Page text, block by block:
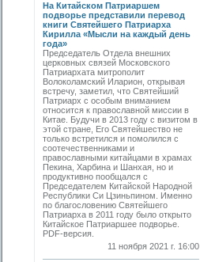
На Китайском Патриаршем
подворье представили перевод
книги Святейшего Патриарха
Кирилла «Мысли на каждый день
года»
Председатель Отдела внешних
церковных связей Московского
Патриархата митрополит
Волоколамский Иларион, открывая
встречу, заметил, что Святейший
Патриарх с особым вниманием
относится к православной миссии в
Китае. Будучи в 2013 году с визитом в
этой стране, Его Святейшество не
только встретился и помолился с
соотечественниками и
православными китайцами в храмах
Пекина, Харбина и Шанхая, но и
продуктивно пообщался с
Председателем Китайской Народной
Республики Си Цзиньпином. Именно
по благословению Святейшего
Патриарха в 2011 году было открыто
Китайское Патриаршее подворье.
PDF-версия.
11 ноября 2021 г. 16:00